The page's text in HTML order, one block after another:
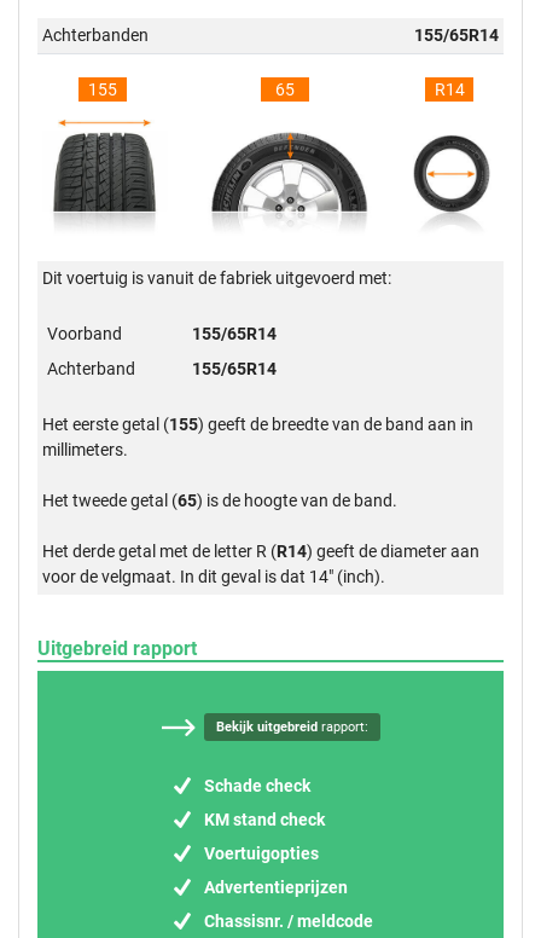
Achterbanden 155/65R14
155 65 R14
Dit voertuig is vanuit de fabriek uitgevoerd met:
Voorband
155/65R14
Achterband
155/65R14
Het eerste getal (155) geeft de breedte van de band aan in
millimeters.
Het tweede getal (65) is de hoogte van de band.
Het derde getal met de letter R (R14) geeft de diameter aan
voor de velgmaat. In dit geval is dat 14" (inch).
Uitgebreid rapport
Bekijk uitgebreid rapport:
Schade check
KM stand check
Voertuigopties
Advertentieprijzen
Chassisnr. / meldcode